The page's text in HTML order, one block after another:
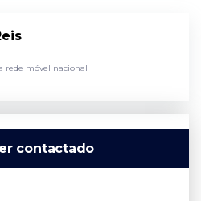
rede móvel nacional
contactado